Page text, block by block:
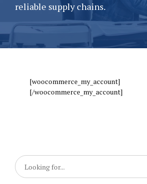
reliable supply chains.
[woocommerce_my_account]
[/woocommerce_my_account]